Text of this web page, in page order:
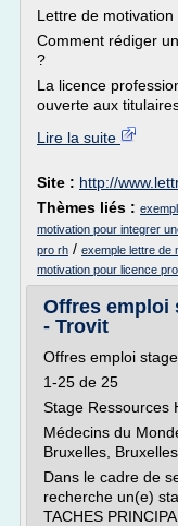
Lettre de motivation
Comment rédiger
?
La licence
ouverte aux
Lire la suite
Site : http://
Thèmes liés :
motivation pour integrer
pro rh / exemple lettre de
motivation pour licence
Offres emploi
- Trovit
Offres emploi
1-25 de 25
Stage Ressources
Médecins du
Bruxelles, Bruxelles
Dans le cadre de
recherche un(e)
TACHES